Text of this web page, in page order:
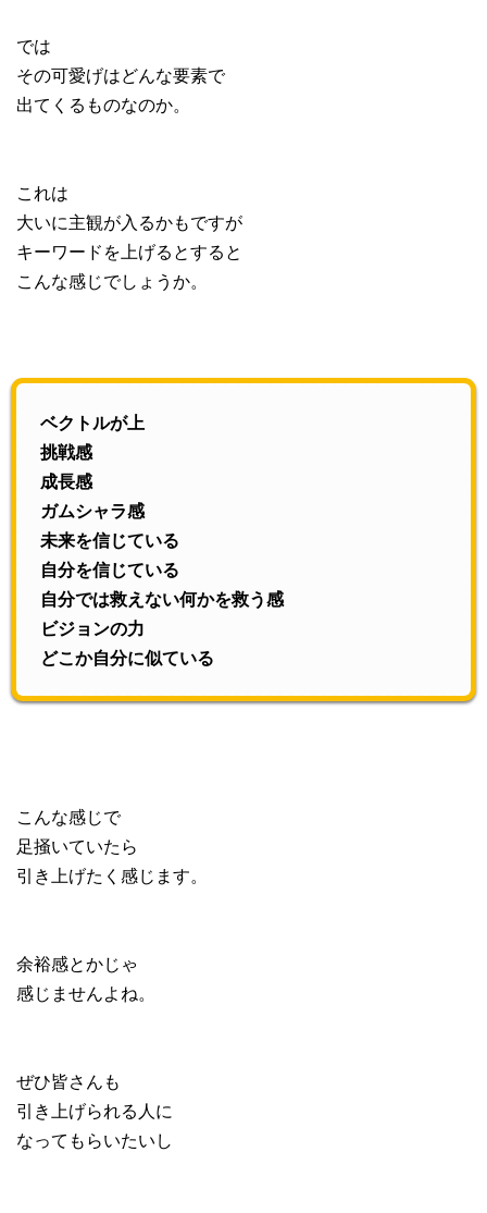
では
その可愛げはどんな要素で
出てくるものなのか。
これは
大いに主観が入るかもですが
キーワードを上げるとすると
こんな感じでしょうか。
ベクトルが上
挑戦感
成長感
ガムシャラ感
未来を信じている
自分を信じている
自分では救えない何かを救う感
ビジョンの力
どこか自分に似ている
こんな感じで
足掻いていたら
引き上げたく感じます。
余裕感とかじゃ
感じませんよね。
ぜひ皆さんも
引き上げられる人に
なってもらいたいし